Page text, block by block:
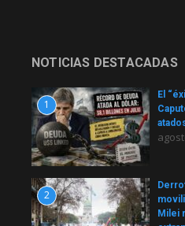
NOTICIAS DESTACADAS
1
El
2
Milei